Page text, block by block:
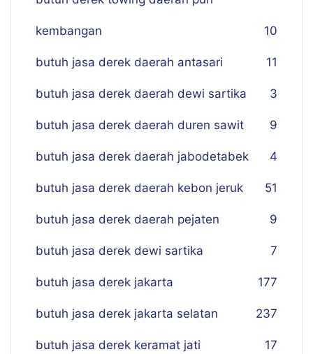
kembangan 10
butuh jasa derek daerah antasari 11
butuh jasa derek daerah dewi sartika 3
butuh jasa derek daerah duren sawit 9
butuh jasa derek daerah jabodetabek 4
butuh jasa derek daerah kebon jeruk 51
butuh jasa derek daerah pejaten 9
butuh jasa derek dewi sartika 7
butuh jasa derek jakarta 177
butuh jasa derek jakarta selatan 237
butuh jasa derek keramat jati 17